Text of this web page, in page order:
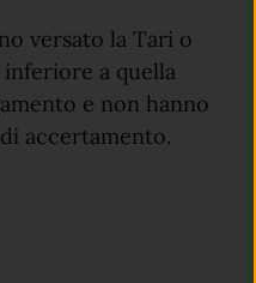
versato la Tari o
inferiore a quella
e non hanno
accertamento.